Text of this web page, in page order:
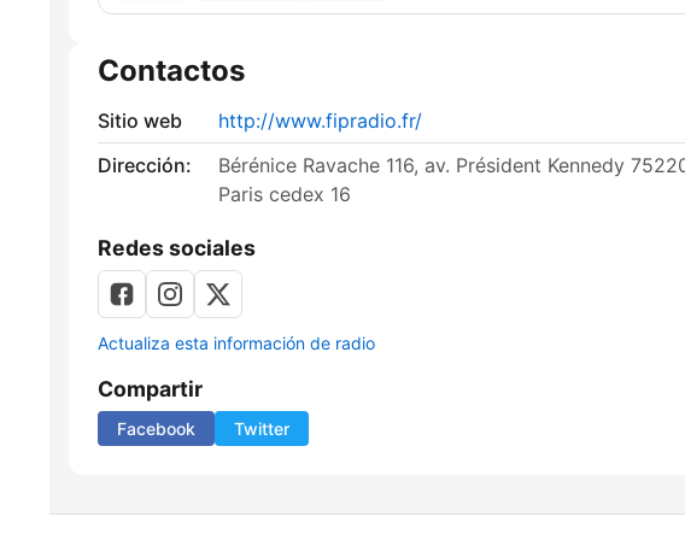
Contactos
Sitio web
http://www.fipradio.fr/
Dirección:
Bérénice Ravache 116, av. Président Kennedy
Paris cedex 16
Redes sociales
Actualiza esta información de radio
Compartir
Facebook Twitter